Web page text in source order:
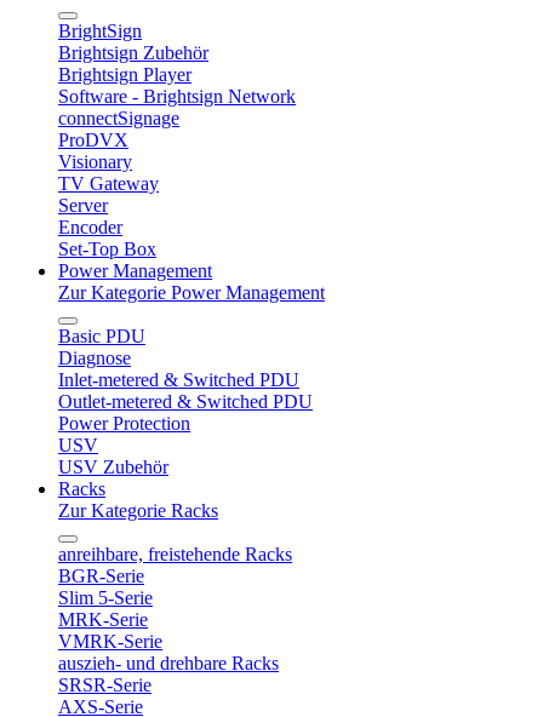
BrightSign
Brightsign Zubehör
Brightsign Player
Software - Brightsign Network
connectSignage
ProDVX
Visionary
TV Gateway
Server
Encoder
Set-Top Box
Power Management
Zur Kategorie Power Management
Basic PDU
Diagnose
Inlet-metered & Switched PDU
Outlet-metered & Switched PDU
Power Protection
USV
USV Zubehör
Racks
Zur Kategorie Racks
anreihbare, freistehende Racks
BGR-Serie
Slim 5-Serie
MRK-Serie
VMRK-Serie
auszieh- und drehbare Racks
SRSR-Serie
AXS-Serie